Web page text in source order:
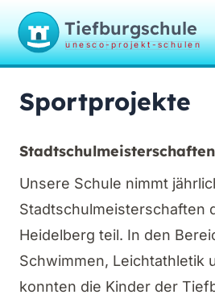
Tiefburgschule
unesco-projekt-schulen
Sportprojekte
Stadtschulmeisterschaften
Unsere Schule nimmt
Stadtschulmeisterschaften
Heidelberg teil. In den
Schwimmen, Leichtathletik
konnten die Kinder der